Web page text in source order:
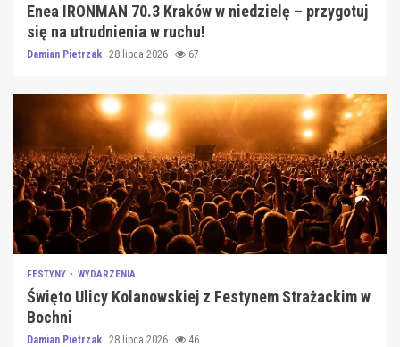
Enea IRONMAN 70.3 Kraków w niedzielę – przygotuj
się na utrudnienia w ruchu!
Damian Pietrzak 28 lipca 2026 67
FESTYNY WYDARZENIA
Święto Ulicy Kolanowskiej z Festynem Strażackim w
Bochni
Damian Pietrzak 28 lipca 2026 46